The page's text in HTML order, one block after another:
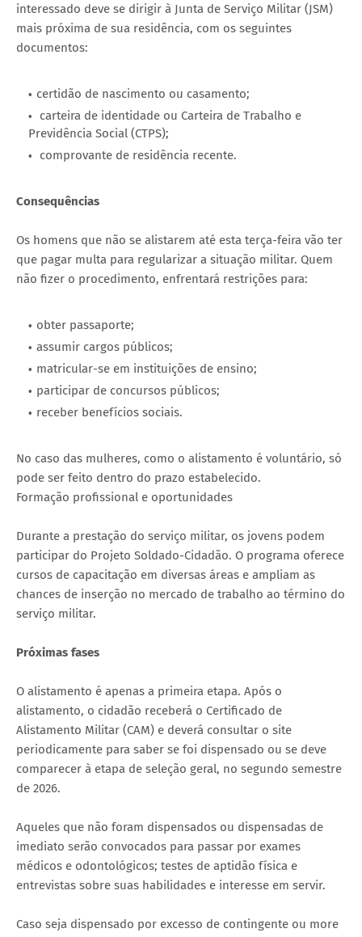
interessado deve se dirigir à Junta de Serviço Militar (JSM)
mais próxima de sua residência, com os seguintes
documentos:
certidão de nascimento ou casamento;
carteira de identidade ou Carteira de Trabalho e
Previdência Social (CTPS);
comprovante de residência recente.
Consequências
Os homens que não se alistarem até esta terça-feira vão ter
que pagar multa para regularizar a situação militar. Quem
não fizer o procedimento, enfrentará restrições para:
obter passaporte;
assumir cargos públicos;
matricular-se em instituições de ensino;
participar de concursos públicos;
receber benefícios sociais.
No caso das mulheres, como o alistamento é voluntário, só
pode ser feito dentro do prazo estabelecido.
Formação profissional e oportunidades
Durante a prestação do serviço militar, os jovens podem
participar do Projeto Soldado-Cidadão. O programa oferece
cursos de capacitação em diversas áreas e ampliam as
chances de inserção no mercado de trabalho ao término do
serviço militar.
Próximas fases
O alistamento é apenas a primeira etapa. Após o
alistamento, o cidadão receberá o Certificado de
Alistamento Militar (CAM) e deverá consultar o site
periodicamente para saber se foi dispensado ou se deve
comparecer à etapa de seleção geral, no segundo semestre
de 2026.
Aqueles que não foram dispensados ou dispensadas de
imediato serão convocados para passar por exames
médicos e odontológicos; testes de aptidão física e
entrevistas sobre suas habilidades e interesse em servir.
Caso seja dispensado por excesso de contingente ou more